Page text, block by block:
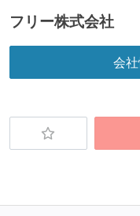
している
デイリーでスタ
に準じるチーム
イテレーション
継続的なデプロ
ワークフローの
各メンバーが実
フリー株式会社
会